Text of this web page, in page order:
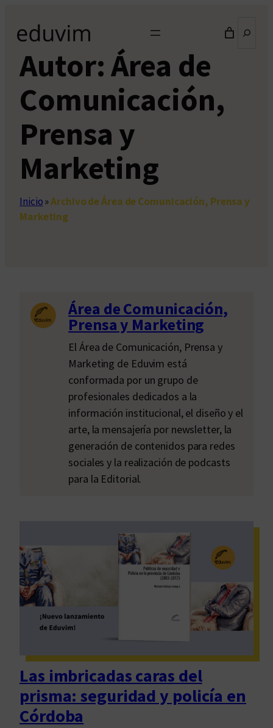
contenido
Autor:Área de
Comunicación,
Prensa y
Marketing
Inicio»Archivo de Área de Comunicación, Prensa y
Marketing
Área de Comunicación,
Prensa y Marketing
El Área de Comunicación, Prensa y
Marketing de Eduvim está
conformada por un grupo de
profesionales dedicados a la
información institucional, el diseño y el
arte, la mensajería por newsletter, la
generación de contenidos para redes
sociales y la realización de podcasts
para la Editorial.
Las imbricadas caras del
prisma: seguridad y policía en
Córdoba